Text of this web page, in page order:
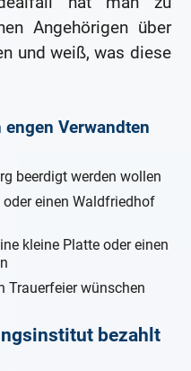
Angehörigen über
und weiß, was diese
Verwandten
beerdigt werden wollen
einen Waldfriedhof
kleine Platte oder einen
Trauerfeier wünschen
bezahlt